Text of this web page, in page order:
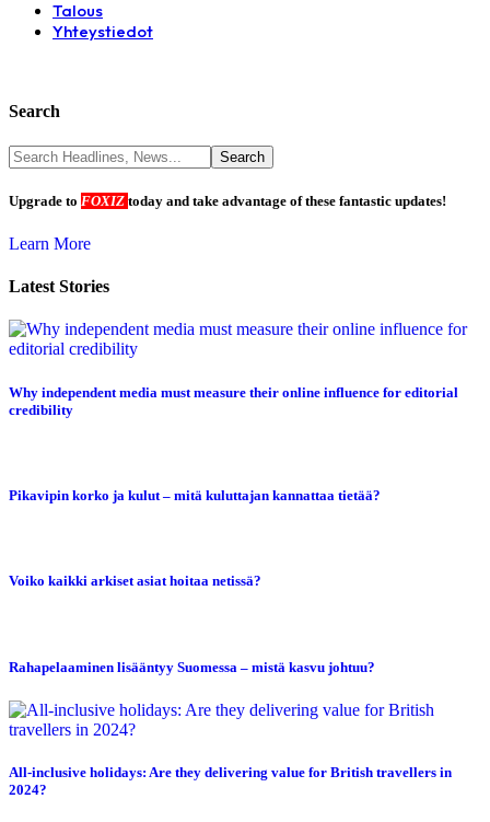
Talous
Yhteystiedot
Search
Upgrade to FOXIZ today and take advantage of these fantastic updates!
Learn More
Latest Stories
Why independent media must measure their online influence for editorial
credibility
Pikavipin korko ja kulut – mitä kuluttajan kannattaa tietää?
Voiko kaikki arkiset asiat hoitaa netissä?
Rahapelaaminen lisääntyy Suomessa – mistä kasvu johtuu?
All-inclusive holidays: Are they delivering value for British travellers in
2024?